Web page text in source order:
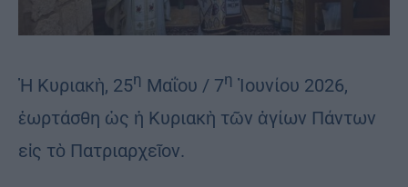
Ἡ Κυριακὴ, 25η Μαΐου / 7η Ἰουνίου 2026,
ἑωρτάσθη ὡς ἡ Κυριακὴ τῶν ἁγίων Πάντων
εἰς τὸ Πατριαρχεῖον.